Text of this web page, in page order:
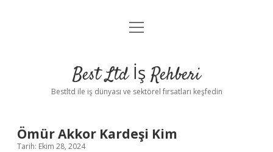
Anasayfa
Yasal Uyarı
menüyü
Best Ltd İş Rehberi
Bestltd ile iş dünyası ve sektörel fırsatları keşfedin
Ömür Akkor Kardeşi Kim
Tarih: Ekim 28, 2024